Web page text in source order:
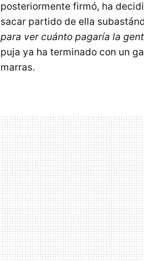
posteriormente firmó, ha
sacar partido de ella
para ver cuánto pagaría la
puja ya ha terminado con un
marras.